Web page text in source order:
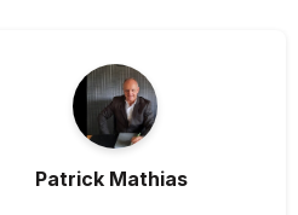
Patrick Mathias